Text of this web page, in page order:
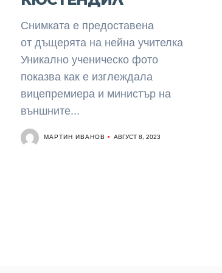
Снимката е предоставена
от дъщерята на нейна учителка
Уникално ученическо фото
показва как е изглеждала
вицепремиера и министър на
външните...
МАРТИН ИВАНОВ АВГУСТ 8, 2023